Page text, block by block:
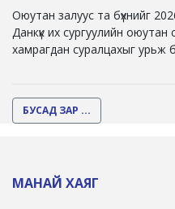
Оюутан залуус та бүхнийг
Данкүк их сургуулийн
хамрагдан суралцахыг урьж
БУСАД ЗАР ...
МАНАЙ ХАЯГ